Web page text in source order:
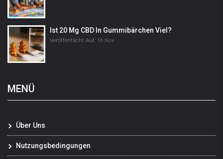
Ist 20 Mg CBD In Gummibärchen Viel?
Veröffentlicht Auf: 16 Nov
MENÜ
Über Uns
Nutzungsbedingungen